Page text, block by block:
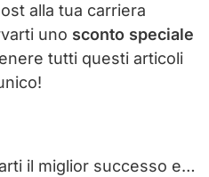
alla tua carriera
uno sconto speciale
tutti questi articoli
il miglior successo e…